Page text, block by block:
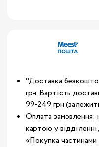
*Доставка
грн. Вартість
99-249 грн (залежить
Оплата замовлення:
картою у
«Покупка